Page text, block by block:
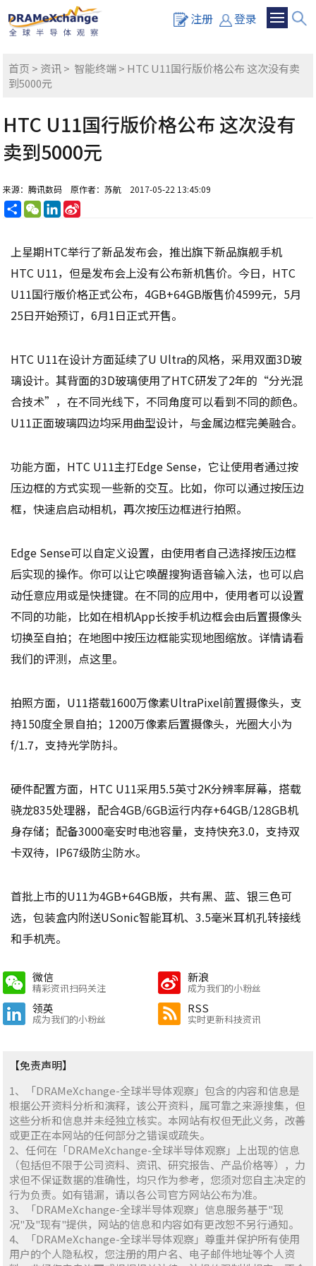
注册 登录
首页 > 资讯> 智能终端> HTC U11国行版价格公布 这次没有卖
到5000元
HTC U11国行版价格公布 这次没有
卖到5000元
来源：腾讯数码 原作者：苏航 2017-05-22 13:45:09
分
享
WeChatLinkedIn
上星期HTC举行了新品发布会，推出旗下新品旗舰手机
HTC U11，但是发布会上没有公布新机售价。今日，HTC
U11国行版价格正式公布，4GB+64GB版售价4599元，5月
25日开始预订，6月1日正式开售。
HTC U11在设计方面延续了U Ultra的风格，采用双面3D玻
璃设计。其背面的3D玻璃使用了HTC研发了2年的“分光混
合技术”，在不同光线下，不同角度可以看到不同的颜色。
U11正面玻璃四边均采用曲型设计，与金属边框完美融合。
功能方面，HTC U11主打Edge Sense，它让使用者通过按
压边框的方式实现一些新的交互。比如，你可以通过按压边
框，快速启启动相机，再次按压边框进行拍照。
Edge Sense可以自定义设置，由使用者自己选择按压边框
后实现的操作。你可以让它唤醒搜狗语音输入法，也可以启
动任意应用或是快捷键。在不同的应用中，使用者可以设置
不同的功能，比如在相机App长按手机边框会由后置摄像头
切换至自拍；在地图中按压边框能实现地图缩放。详情请看
我们的评测，点这里。
拍照方面，U11搭载1600万像素UltraPixel前置摄像头，支
持150度全景自拍；1200万像素后置摄像头，光圈大小为
f/1.7，支持光学防抖。
硬件配置方面，HTC U11采用5.5英寸2K分辨率屏幕，搭载
骁龙835处理器，配合4GB/6GB运行内存+64GB/128GB机
身存储；配备3000毫安时电池容量，支持快充3.0，支持双
卡双待，IP67级防尘防水。
首批上市的U11为4GB+64GB版，共有黑、蓝、银三色可
选，包装盒内附送USonic智能耳机、3.5毫米耳机孔转接线
和手机壳。
微信
精彩资讯扫码关注
新浪
成为我们的小粉丝
领英
成为我们的小粉丝
RSS
实时更新科技资讯
【免责声明】
1、「DRAMeXchange-全球半导体观察」包含的内容和信息是
根据公开资料分析和演释，该公开资料，属可靠之来源搜集，但
这些分析和信息并未经独立核实。本网站有权但无此义务，改善
或更正在本网站的任何部分之错误或疏失。
2、任何在「DRAMeXchange-全球半导体观察」上出现的信息
（包括但不限于公司资料、资讯、研究报告、产品价格等），力
求但不保证数据的准确性，均只作为参考，您须对您自主决定的
行为负责。如有错漏，请以各公司官方网站公布为准。
3、「DRAMeXchange-全球半导体观察」信息服务基于"现
况"及"现有"提供，网站的信息和内容如有更改恕不另行通知。
4、「DRAMeXchange-全球半导体观察」尊重并保护所有使用
用户的个人隐私权，您注册的用户名、电子邮件地址等个人资